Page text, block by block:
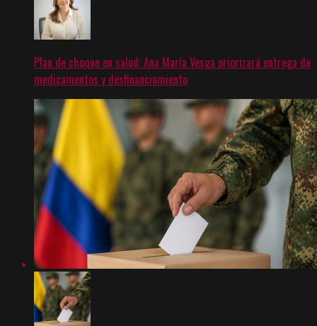
Plan de choque en salud: Ana María Vesga priorizará entrega de
medicamentos y desfinanciamiento